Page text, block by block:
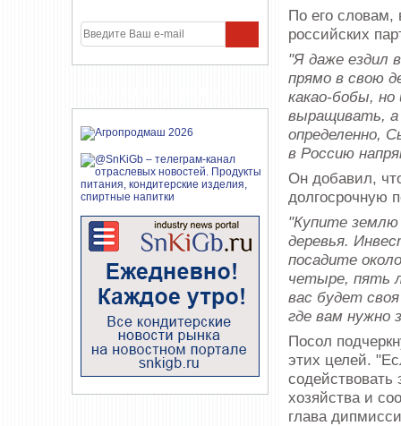
По его словам,
российских
"Я даже ездил
прямо в свою
какао-бобы,
выращивать, а
определенно,
в Россию
Он добавил,
долгосрочную
"Купите землю
деревья.
посадите
четыре, пять
вас будет
где вам нужно
Посол
этих целей.
содействовать
хозяйства и
глава